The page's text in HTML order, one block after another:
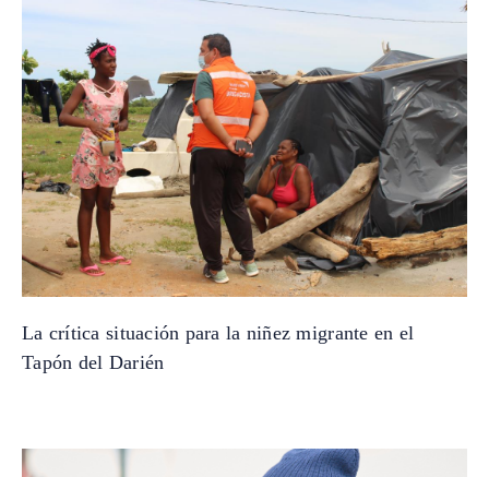
La crítica situación para la niñez migrante en el
Tapón del Darién